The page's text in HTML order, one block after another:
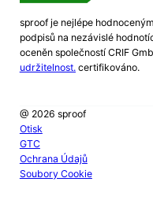
sproof je nejlépe
podpisů na nezávislé
oceněn společností CRIF
udržitelnost.certifikováno.
@ 2026 sproof
Otisk
GTC
Ochrana Údajů
Soubory Cookie